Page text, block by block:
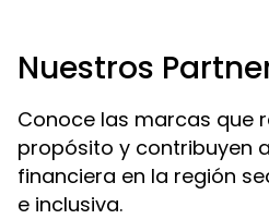
Nuestros
Conoce las marcas que
propósito y contribuyen
financiera en la región
e inclusiva.